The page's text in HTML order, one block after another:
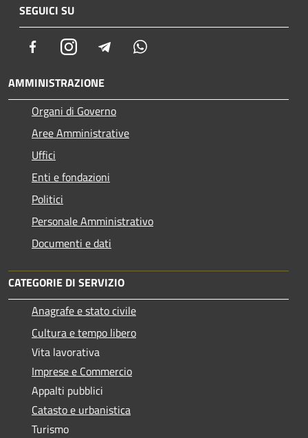
SEGUICI SU
FacebookInstagram Telegram
AMMINISTRAZIONE
Organi di Governo
Aree Amministrative
Uffici
Enti e fondazioni
Politici
Personale Amministrativo
Documenti e dati
CATEGORIE DI SERVIZIO
Anagrafe e stato civile
Cultura e tempo libero
Vita lavorativa
Imprese e Commercio
Appalti pubblici
Catasto e urbanistica
Turismo